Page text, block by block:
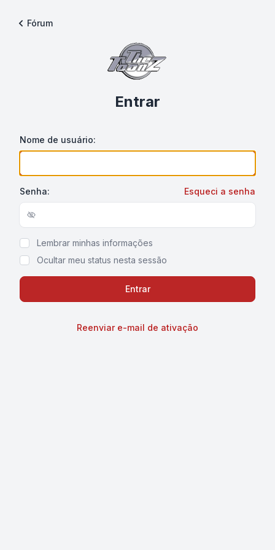
Fórum
Entrar
Nome de usuário:
Senha: Esqueci a senha
Show/hide password
Lembrar minhas informações
Ocultar meu status nesta sessão
Reenviar e-mail de ativação